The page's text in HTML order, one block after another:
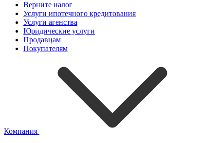
Верните налог
Услуги ипотечного кредитования
Услуги агенства
Юридические услуги
Продавцам
Покупателям
Компания